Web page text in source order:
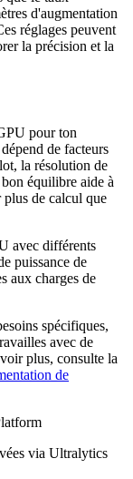
d'augmentation
réglages peuvent
la précision et la
pour ton
de facteurs
la résolution de
équilibre aide à
plus de calcul que
avec différents
puissance de
aux charges de
spécifiques,
avec de
plus, consulte la
de
via Ultralytics